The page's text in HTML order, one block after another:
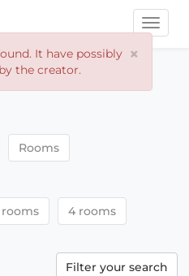
Toggle
×
It have possibly
the creator.
Rooms
rooms
4 rooms
Filter your search